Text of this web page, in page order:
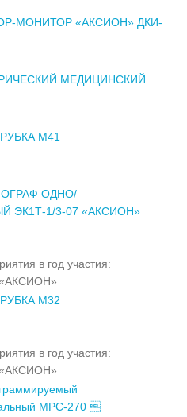
МОНИТОР «АКСИОН» ДКИ-
МЕДИЦИНСКИЙ
М41
ОДНО/
ЭК1Т-1/3-07 «АКСИОН»
в год участия:
М32
в год участия:
МРС-270 